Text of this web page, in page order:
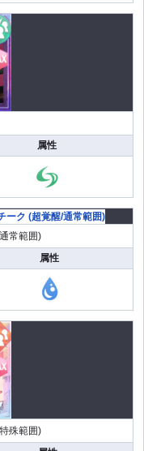
属性
常範囲)
属性
殊範囲)